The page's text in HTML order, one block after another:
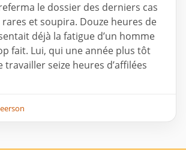
le dossier des derniers cas
et soupira. Douze heures de
déjà la fatigue d’un homme
fait. Lui, qui une année plus tôt
seize heures d’affilées